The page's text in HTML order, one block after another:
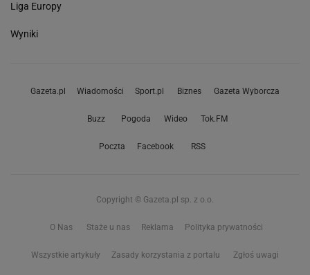
Liga Europy
Wyniki
Gazeta.pl Wiadomości Sport.pl Biznes Gazeta Wyborcza
Buzz Pogoda Wideo Tok.FM
Poczta Facebook RSS
Copyright © Gazeta.pl sp. z o.o.
O Nas Staże u nas Reklama Polityka prywatności
Wszystkie artykuły Zasady korzystania z portalu Zgłoś uwagi